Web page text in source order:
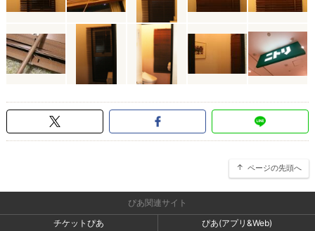
ページの先頭へ
ぴあ関連サイト
チケットぴあ
ぴあ(アプリ&Web)